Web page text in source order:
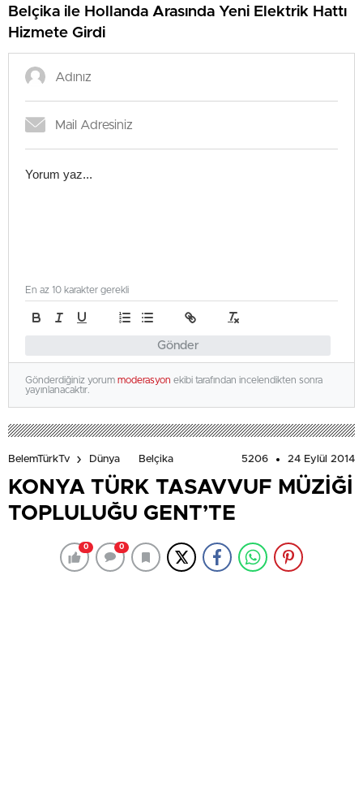
Belçika ile Hollanda Arasında Yeni Elektrik Hattı
Hizmete Girdi
Gönder
En az 10 karakter gerekli
Gönderdiğiniz yorum moderasyon ekibi tarafından incelendikten sonra
yayınlanacaktır.
BelemTürkTv Dünya Belçika 5206 24 Eylül 2014
KONYA TÜRK TASAVVUF MÜZİĞİ
TOPLULUĞU GENT’TE
0 0